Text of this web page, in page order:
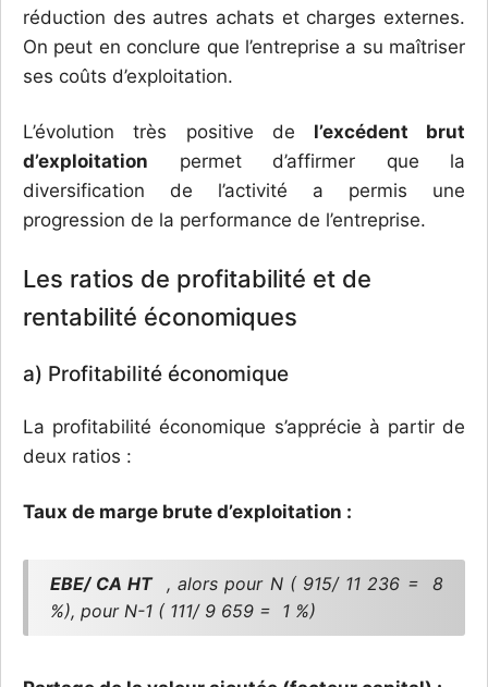
réduction des autres achats et charges externes.
On peut en conclure que l’entreprise a su maîtriser
ses coûts d’exploitation.
L’évolution très positive de l’excédent brut
d’exploitation permet d’affirmer que la
diversification de l’activité a permis une
progression de la performance de l’entreprise.
Les ratios de profitabilité et de
rentabilité économiques
a) Profitabilité économique
La profitabilité économique s’apprécie à partir de
deux ratios :
Taux de marge brute d’exploitation :
EBE/ CA HT, alors pour N ( 915/ 11 236 = 8
%), pour N-1 ( 111/ 9 659 = 1 %)